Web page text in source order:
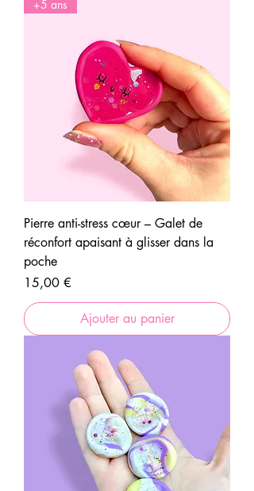
+5 ans
Pierre anti-stress cœur – Galet de
réconfort apaisant à glisser dans la
poche
Prix
15,00 €
Ajouter au panier